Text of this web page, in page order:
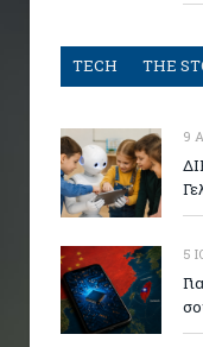
TECH THE
9
5